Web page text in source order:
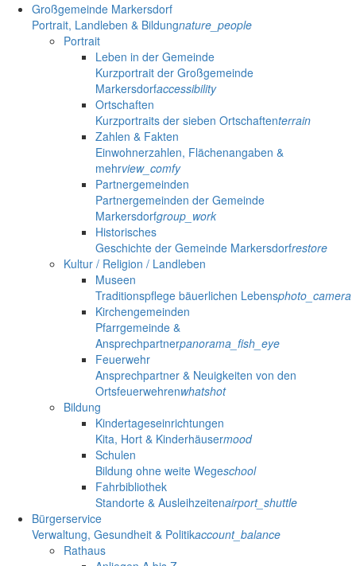
Großgemeinde Markersdorf
Portrait, Landleben & Bildungnature_people
Portrait
Leben in der Gemeinde
Kurzportrait der Großgemeinde
Markersdorfaccessibility
Ortschaften
Kurzportraits der sieben Ortschaftenterrain
Zahlen & Fakten
Einwohnerzahlen, Flächenangaben &
mehrview_comfy
Partnergemeinden
Partnergemeinden der Gemeinde
Markersdorfgroup_work
Historisches
Geschichte der Gemeinde Markersdorfrestore
Kultur / Religion / Landleben
Museen
Traditionspflege bäuerlichen Lebensphoto_camera
Kirchengemeinden
Pfarrgemeinde &
Ansprechpartnerpanorama_fish_eye
Feuerwehr
Ansprechpartner & Neuigkeiten von den
Ortsfeuerwehrenwhatshot
Bildung
Kindertageseinrichtungen
Kita, Hort & Kinderhäusermood
Schulen
Bildung ohne weite Wegeschool
Fahrbibliothek
Standorte & Ausleihzeitenairport_shuttle
Bürgerservice
Verwaltung, Gesundheit & Politikaccount_balance
Rathaus